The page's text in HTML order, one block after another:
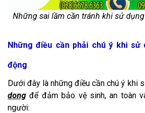
Những sai lầm cần tránh khi sử
Những điều cần phải chú ý khi sử
động
Dưới đây là những điều cần chú ý khi
dong để đảm bảo vệ sinh, an toàn
người: